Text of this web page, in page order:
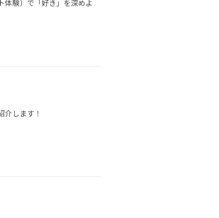
体験）で「好き」を深めよ
介します！